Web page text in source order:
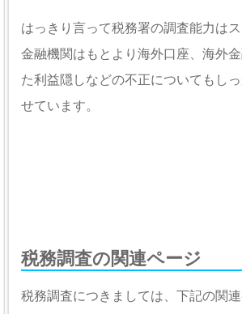
はっきり言って税務署の調査能力は
金融機関はもとより海外口座、海外
た利益隠しなどの不正についてもし
せています。
税務調査の関連ページ
税務調査につきましては、下記の関連